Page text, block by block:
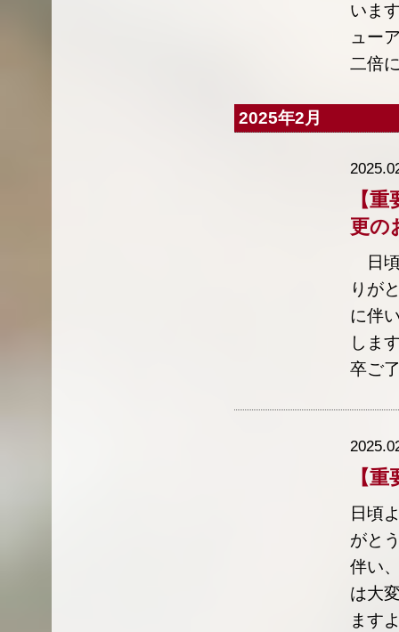
いま
ュー
二倍
2025年2月
【
更の
日頃
りが
に伴
しま
卒ご
【
日頃
がと
伴い
は大
ます